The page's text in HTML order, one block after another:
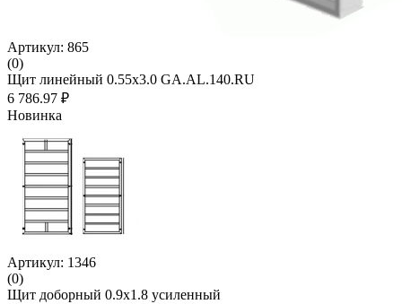
Артикул: 865
(0)
Щит линейный 0.55х3.0 GA.AL.140.RU
6 786.97 ₽
Новинка
Артикул: 1346
(0)
Щит доборный 0.9х1.8 усиленный